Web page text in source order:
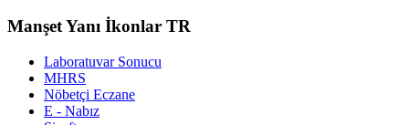
Manşet Yanı İkonlar TR
Laboratuvar Sonucu
MHRS
Nöbetçi Eczane
E - Nabız